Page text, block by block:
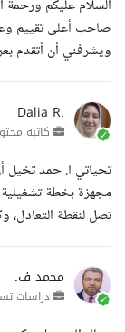
السلام عليكم ورحمة
صاحب أعلى تقييم
ويشرفني أن أتقدم
Dalia R.
كاتبة
تحياتي ا. حمد تخيل
مجهزة بخطة
تصل لنقطة التعادل،
محمد ف.
دراسات